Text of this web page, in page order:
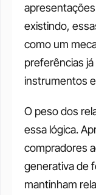
existindo,
como um
preferências
instrumentos
O peso dos
essa lógica.
compradores
generativa de
mantinham